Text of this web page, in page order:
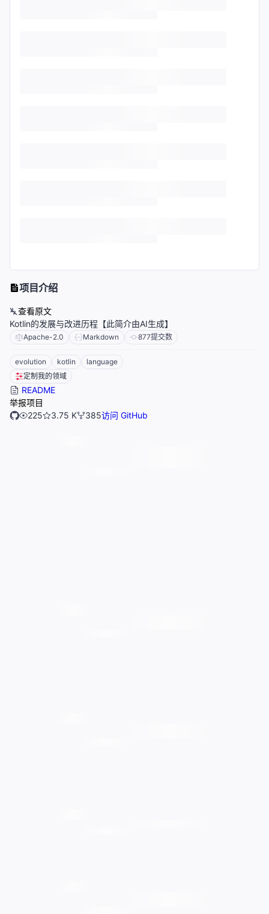
项目介绍
查看原文
Kotlin的发展与改进历程【此简介由AI生成】
Apache-2.0 Markdown 877提交数
evolution kotlin
language
定制我的领域
README
举报项目
225
3.75 K 385访问 GitHub